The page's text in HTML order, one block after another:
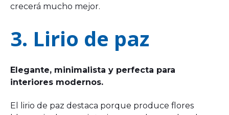
crecerá mucho mejor.
3. Lirio de paz
Elegante, minimalista y perfecta para
interiores modernos.
El lirio de paz destaca porque produce flores